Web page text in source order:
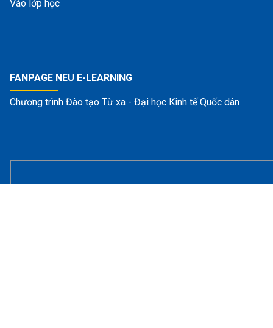
Vào lớp học
FANPAGE NEU E-LEARNING
Chương trình Đào tạo Từ xa - Đại học Kinh tế Quốc dân